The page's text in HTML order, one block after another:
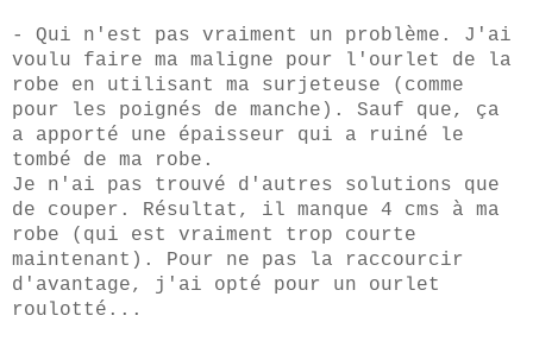
- Qui n'est pas vraiment un problème. J'ai
voulu faire ma maligne pour l'ourlet de la
robe en utilisant ma surjeteuse (comme
pour les poignés de manche). Sauf que, ça
a apporté une épaisseur qui a ruiné le
tombé de ma robe.
Je n'ai pas trouvé d'autres solutions que
de couper. Résultat, il manque 4 cms à ma
robe (qui est vraiment trop courte
maintenant). Pour ne pas la raccourcir
d'avantage, j'ai opté pour un ourlet
roulotté...